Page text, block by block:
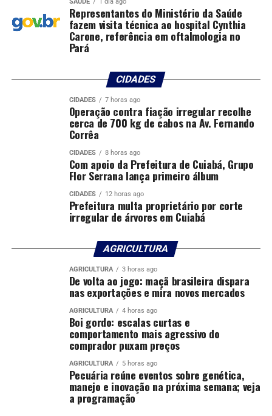
Respiratória Aguda Grave (SRAG) associada ao VSR
caíram 52% em comparação com o mesmo período de
2023, passando de 6,8 mil para 3,2 mil casos. Os óbitos
A vacina passou a integrar o SUS em 2025, após
recomendação da Comissão Nacional de Incorporação
de Tecnologias no SUS (Conitec). A medida representa
um importante avanço para a saúde pública,
especialmente porque, na rede privada, a mesma vacina
pode custar até R$ 1,5 mil.
Ao todo, 1,8 milhão de doses foram distribuídas para
imunizar gestantes a partir da 28ª semana de gestação.
A estratégia está em andamento em todo o país, nas
Unidades Básicas de Saúde (UBS), buscando ampliar a
proteção antes do período de maior circulação do vírus,
que costuma atingir o pico entre abril e maio.
A vacina estimula a produção de anticorpos pela mãe,
que são transferidos ao bebê ainda durante a gestação.
Essa proteção é fundamental nos primeiros meses de
vida, e estudos clínicos demonstram eficácia de 81,8%
na prevenção de doenças respiratórias graves em bebês
nos primeiros 90 dias após o nascimento.
Homenagem aos profissionais sanitaristas
Representantes do Ministério da Saúde
fazem visita técnica ao hospital Cynthia
Carone, referência em oftalmologia no
Pará
CIDADES
CIDADES 7 horas ago
Operação contra fiação irregular recolhe
cerca de 700 kg de cabos na Av. Fernando
Corrêa
CIDADES 8 horas ago
Com apoio da Prefeitura de Cuiabá, Grupo
Flor Serrana lança primeiro álbum
CIDADES 12 horas ago
Prefeitura multa proprietário por corte
irregular de árvores em Cuiabá
AGRICULTURA
AGRICULTURA 3 horas ago
De volta ao jogo: maçã brasileira dispara
nas exportações e mira novos mercados
AGRICULTURA 4 horas ago
Boi gordo: escalas curtas e
comportamento mais agressivo do
comprador puxam preços
AGRICULTURA 5 horas ago
Pecuária reúne eventos sobre genética,
manejo e inovação na próxima semana; veja
a programação